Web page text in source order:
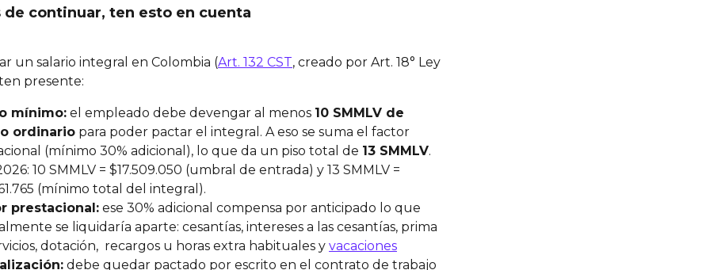
continuar, ten esto en cuenta
un salario integral en Colombia (Art. 132 CST, creado por Art. 18° Ley
presente:
mínimo: el empleado debe devengar al menos 10 SMMLV de
ordinario para poder pactar el integral. A eso se suma el factor
(mínimo 30% adicional), lo que da un piso total de 13 SMMLV.
10 SMMLV = $17.509.050 (umbral de entrada) y 13 SMMLV =
(mínimo total del integral).
prestacional: ese 30% adicional compensa por anticipado lo que
se liquidaría aparte: cesantías, intereses a las cesantías, prima
dotación,  recargos u horas extra habituales y vacaciones
debe quedar pactado por escrito en el contrato de trabajo